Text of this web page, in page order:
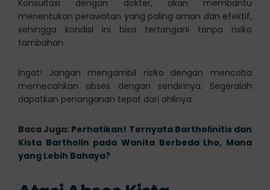
Konsultasi dengan dokter, akan membantu
menentukan perawatan yang paling aman dan efektif,
sehingga kondisi ini bisa tertangani tanpa risiko
tambahan.
Ingat! Jangan mengambil risiko dengan mencoba
memecahkan abses dengan sendirinya. Segeralah
dapatkan penanganan tepat dari ahlinya.
Baca Juga: Perhatikan! Ternyata Bartholinitis dan
Kista Bartholin pada Wanita Berbeda Lho, Mana
yang Lebih Bahaya?